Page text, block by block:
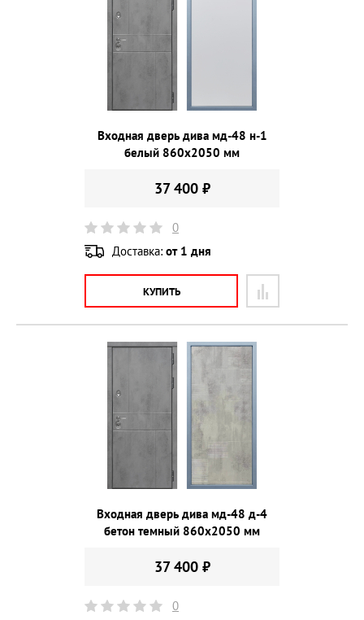
Входная дверь дива мд-48 н-1
белый 860х2050 мм
37 400 ₽
0
Доставка: от 1 дня
КУПИТЬ
Входная дверь дива мд-48 д-4
бетон темный 860х2050 мм
37 400 ₽
0